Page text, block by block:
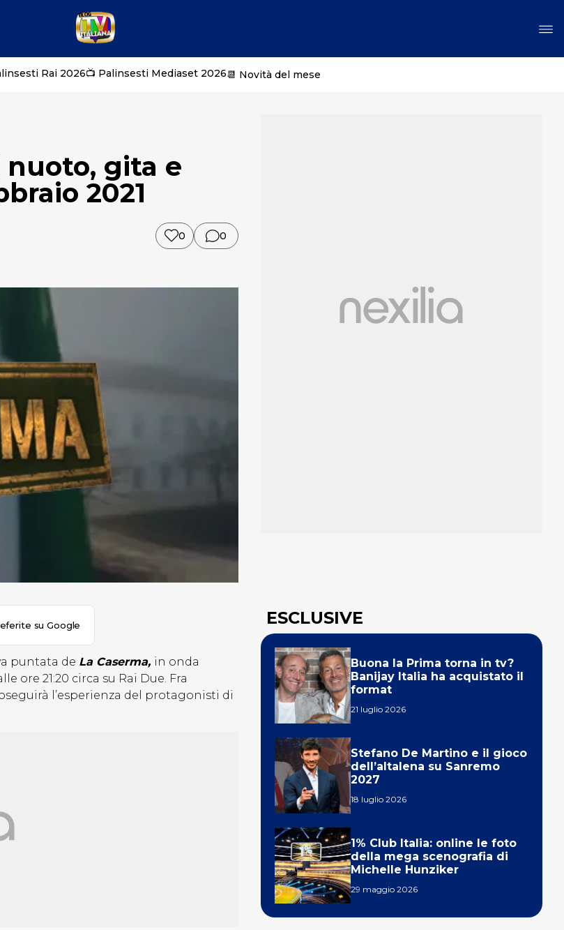
Rai 2026📺 Palinsesti Mediaset 2026📆 Novità del mese
nuoto, gita e
2021
0 0
su Google
puntata de La Caserma, in onda
ore 21:20 circa su Rai Due. Fra
l’esperienza del protagonisti di
ESCLUSIVE
Buona la Prima torna in tv?
Banijay Italia ha acquistato il
format
21 luglio 2026
Stefano De Martino e il gioco
dell’altalena su Sanremo
2027
18 luglio 2026
1% Club Italia: online le foto
della mega scenografia di
Michelle Hunziker
29 maggio 2026